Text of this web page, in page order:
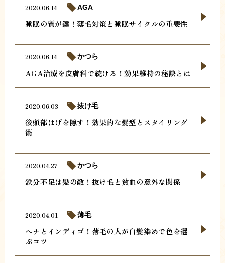
睡眠の質が鍵！薄毛対策と睡眠サイクルの重要性
2020.06.14 AGA
AGA治療を皮膚科で続ける！効果維持の秘訣とは
2020.06.14 かつら
後頭部はげを隠す！効果的な髪型とスタイリング
術
2020.06.03 抜け毛
鉄分不足は髪の敵！抜け毛と貧血の意外な関係
2020.04.27 かつら
ヘナとインディゴ！薄毛の人が白髪染めで色を選
ぶコツ
2020.04.01 薄毛